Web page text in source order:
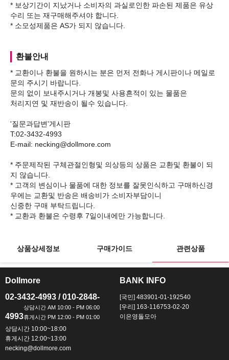
* 보상기간이 지났거나 소비자의 과실로인한 파손된 제품은 유상
수리 또는 재구매해주셔야 합니다.
환불안내
* 교환이나 환불을 원하시는 분은 먼저 전화나 게시판이나 메일로
문의 주시기 바랍니다.
문의 없이 보내주시거나 개봉및 사용흔적이 있는 물품은
처리지연 및 재반송이 될수 있습니다.
'질문과답변'게시판
T:02-3432-4993
E-mail: necking@dollmore.com
* 주문제작된 구체관절인형및 의상등의 상품은 교환및 환불이 되
지 않습니다.
* 고객의 변심이나 물품에 대한 정보를 잘못인식하고 구매하신경
우에는 교환및 반송은 배송비가 소비자부담이니
신중한 구매 부탁드립니다.
상품상세정보 구매가이드 관련상품
Dollmore
02-3432-4993 / 010-2848-
4993
상담시간 10:00~18:00
휴게시간 12:00~13:00
necking@dollmore.com
BANK INFO
[국민] 483901-01-192540
[우리] 163-116753-02-20
이은영돌모아